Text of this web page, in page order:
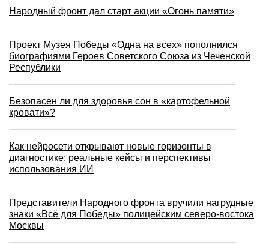
Народный фронт дал старт акции «Огонь памяти»
Проект Музея Победы «Одна на всех» пополнился
биографиями Героев Советского Союза из Чеченской
Республики
Безопасен ли для здоровья сон в «картофельной
кровати»?
Как нейросети открывают новые горизонты в
диагностике: реальные кейсы и перспективы
использования ИИ
Представители Народного фронта вручили нагрудные
знаки «Всё для Победы» полицейским северо-востока
Москвы